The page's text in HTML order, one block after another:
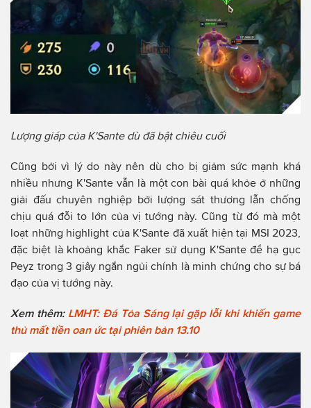
Lượng giáp của K'Sante dù đã bật chiêu cuối
Cũng bởi vì lý do này nên dù cho bị giảm sức mạnh khá
nhiều nhưng K'Sante vẫn là một con bài quá khỏe ở những
giải đấu chuyên nghiệp bởi lượng sát thương lẫn chống
chịu quá đỗi to lớn của vị tướng này. Cũng từ đó mà một
loạt những highlight của K'Sante đã xuất hiện tại MSI 2023,
đặc biệt là khoảng khắc Faker sử dụng K'Sante để hạ gục
Peyz trong 3 giây ngắn ngủi chính là minh chứng cho sự bá
đạo của vị tướng này.
Xem thêm: LMHT: Đá Tỏa Sáng lại gặp lỗi khi khiến game
thủ mất tiền oan ức tại phiên bản 13.10